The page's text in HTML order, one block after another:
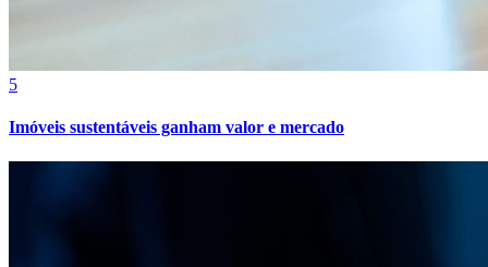
5
Imóveis sustentáveis ganham valor e mercado